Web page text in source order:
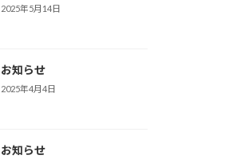
2025年5月14日
お知らせ
2025年4月4日
お知らせ